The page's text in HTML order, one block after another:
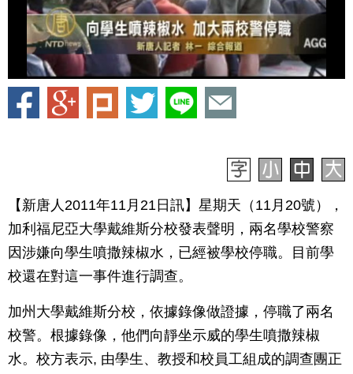
【新唐人2011年11月21日訊】星期天（11月20號），
加利福尼亞大學戴維斯分校發表聲明，兩名學校警察
因涉嫌向學生噴撒辣椒水，已經被學校停職。目前學
校還在對這一事件進行調查。
加州大學戴維斯分校，依據錄像做證據，停職了兩名
校警。根據錄像，他們向靜坐示威的學生噴撒辣椒
水。校方表示, 由學生、教授和校員工組成的調查團正